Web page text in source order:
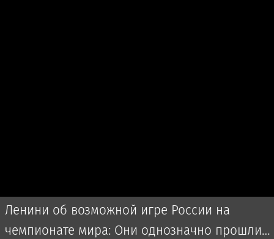
Ленини об возможной игре России на
чемпионате мира: Они однозначно прошли